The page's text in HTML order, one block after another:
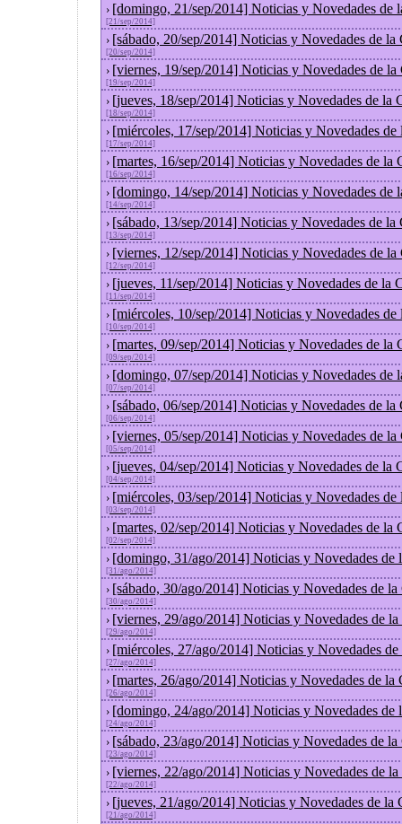
› [domingo, 21/sep/2014] Noticias y Novedades de
[21/sep/2014]
› [sábado, 20/sep/2014] Noticias y Novedades de la
[20/sep/2014]
› [viernes, 19/sep/2014] Noticias y Novedades de la
[19/sep/2014]
› [jueves, 18/sep/2014] Noticias y Novedades de la
[18/sep/2014]
› [miércoles, 17/sep/2014] Noticias y Novedades de
[17/sep/2014]
› [martes, 16/sep/2014] Noticias y Novedades de la
[16/sep/2014]
› [domingo, 14/sep/2014] Noticias y Novedades de
[14/sep/2014]
› [sábado, 13/sep/2014] Noticias y Novedades de la
[13/sep/2014]
› [viernes, 12/sep/2014] Noticias y Novedades de la
[12/sep/2014]
› [jueves, 11/sep/2014] Noticias y Novedades de la
[11/sep/2014]
› [miércoles, 10/sep/2014] Noticias y Novedades de
[10/sep/2014]
› [martes, 09/sep/2014] Noticias y Novedades de la
[09/sep/2014]
› [domingo, 07/sep/2014] Noticias y Novedades de
[07/sep/2014]
› [sábado, 06/sep/2014] Noticias y Novedades de la
[06/sep/2014]
› [viernes, 05/sep/2014] Noticias y Novedades de la
[05/sep/2014]
› [jueves, 04/sep/2014] Noticias y Novedades de la
[04/sep/2014]
› [miércoles, 03/sep/2014] Noticias y Novedades de
[03/sep/2014]
› [martes, 02/sep/2014] Noticias y Novedades de la
[02/sep/2014]
› [domingo, 31/ago/2014] Noticias y Novedades de
[31/ago/2014]
› [sábado, 30/ago/2014] Noticias y Novedades de
[30/ago/2014]
› [viernes, 29/ago/2014] Noticias y Novedades de
[29/ago/2014]
› [miércoles, 27/ago/2014] Noticias y Novedades
[27/ago/2014]
› [martes, 26/ago/2014] Noticias y Novedades de la
[26/ago/2014]
› [domingo, 24/ago/2014] Noticias y Novedades de
[24/ago/2014]
› [sábado, 23/ago/2014] Noticias y Novedades de
[23/ago/2014]
› [viernes, 22/ago/2014] Noticias y Novedades de
[22/ago/2014]
› [jueves, 21/ago/2014] Noticias y Novedades de la
[21/ago/2014]